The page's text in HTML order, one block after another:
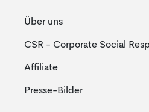
Über uns
CSR - Corporate Social
Affiliate
Presse-Bilder